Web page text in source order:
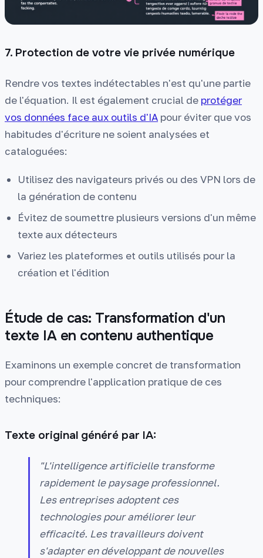
7. Protection de votre vie privée numérique
Rendre vos textes indétectables n'est qu'une partie
de l'équation. Il est également crucial de protéger
vos données face aux outils d'IA pour éviter que vos
habitudes d'écriture ne soient analysées et
cataloguées:
Utilisez des navigateurs privés ou des VPN lors de
la génération de contenu
Évitez de soumettre plusieurs versions d'un même
texte aux détecteurs
Variez les plateformes et outils utilisés pour la
création et l'édition
Étude de cas: Transformation d'un
texte IA en contenu authentique
Examinons un exemple concret de transformation
pour comprendre l'application pratique de ces
techniques:
Texte original généré par IA:
"L'intelligence artificielle transforme
rapidement le paysage professionnel.
Les entreprises adoptent ces
technologies pour améliorer leur
efficacité. Les travailleurs doivent
s'adapter en développant de nouvelles